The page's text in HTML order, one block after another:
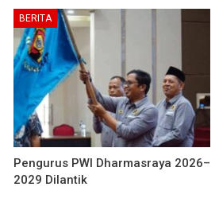
BERITA
Pengurus PWI Dharmasraya 2026–
2029 Dilantik